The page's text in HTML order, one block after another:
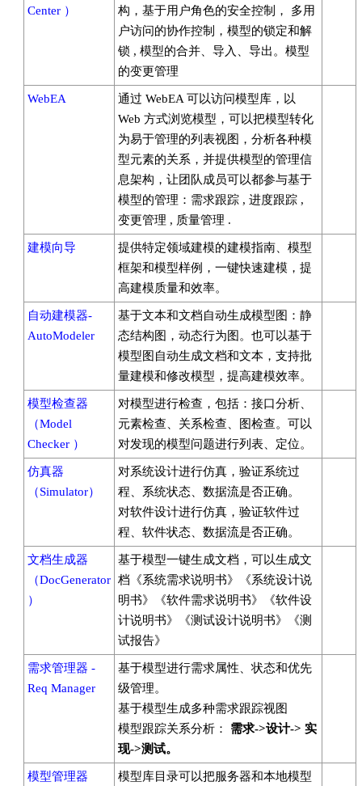
Center ）
构，基于用户角色的安全控制， 多用
户访问的协作控制，模型的锁定和解
锁 , 模型的合并、导入、导出。模型
的变更管理
WebEA
通过 WebEA 可以访问模型库，以
Web 方式浏览模型，可以把模型转化
为易于管理的列表视图，分析各种模
型元素的关系，并提供模型的管理信
息架构，让团队成员可以都参与基于
模型的管理：需求跟踪 , 进度跟踪 ,
变更管理 , 质量管理 .
建模向导
提供特定领域建模的建模指南、模型
框架和模型样例，一键快速建模，提
高建模质量和效率。
自动建模器-
AutoModeler
基于文本和文档自动生成模型图：静
态结构图，动态行为图。也可以基于
模型图自动生成文档和文本，支持批
量建模和修改模型，提高建模效率。
模型检查器
（Model
Checker ）
对模型进行检查，包括：接口分析、
元素检查、关系检查、图检查。可以
对发现的模型问题进行列表、定位。
仿真器
（Simulator）
对系统设计进行仿真，验证系统过
程、系统状态、数据流是否正确。
对软件设计进行仿真，验证软件过
程、软件状态、数据流是否正确。
文档生成器
（DocGenerator
）
基于模型一键生成文档，可以生成文
档《系统需求说明书》《系统设计说
明书》《软件需求说明书》《软件设
计说明书》《测试设计说明书》《测
试报告》
需求管理器 -
Req Manager
基于模型进行需求属性、状态和优先
级管理。
基于模型生成多种需求跟踪视图
模型跟踪关系分析： 需求->设计-> 实
现->测试。
模型管理器
模型库目录可以把服务器和本地模型